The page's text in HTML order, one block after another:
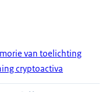
van toelichting
cryptoactiva